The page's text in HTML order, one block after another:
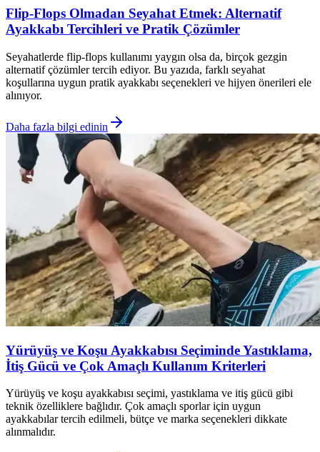
Flip-Flops Olmadan Seyahat Etmek: Alternatif
Ayakkabı Tercihleri ve Pratik Çözümler
Seyahatlerde flip-flops kullanımı yaygın olsa da, birçok gezgin
alternatif çözümler tercih ediyor. Bu yazıda, farklı seyahat
koşullarına uygun pratik ayakkabı seçenekleri ve hijyen önerileri ele
alınıyor.
Daha fazla bilgi edinin
Yürüyüş ve Koşu Ayakkabısı Seçiminde Yastıklama,
İtiş Gücü ve Çok Amaçlı Kullanım Kriterleri
Yürüyüş ve koşu ayakkabısı seçimi, yastıklama ve itiş gücü gibi
teknik özelliklere bağlıdır. Çok amaçlı sporlar için uygun
ayakkabılar tercih edilmeli, bütçe ve marka seçenekleri dikkate
alınmalıdır.